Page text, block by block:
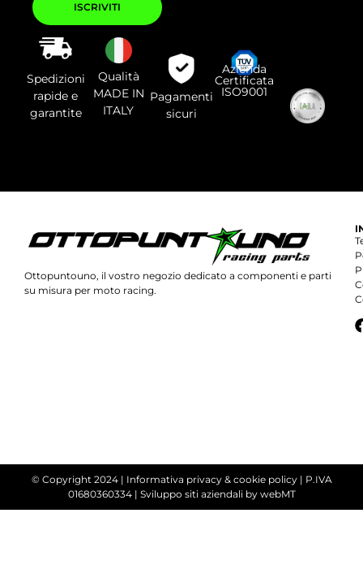
prega
di
lasciare
vuoto
questo
campo.
Spedizioni
rapide e
garantite
Qualità
MADE IN
ITALY
Pagamenti
sicuri
Azienda
Certificata
ISO9001
Ottopuntouno, il vostro negozio dedicato a componenti e parti
su misura per moto racing.
© Copyright 2024 | Informativa privacy & cookie policy| P.IVA
01680360334 | Sviluppo siti aziendaliby webMT